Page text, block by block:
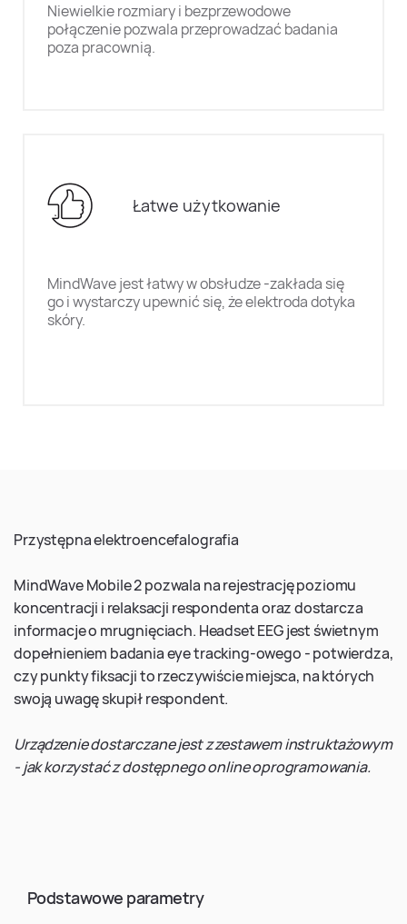
Niewielkie rozmiary i bezprzewodowe
połączenie pozwala przeprowadzać badania
poza pracownią.
Łatwe użytkowanie
MindWave jest łatwy w obsłudze -zakłada się
go i wystarczy upewnić się, że elektroda dotyka
skóry.
Przystępna elektroencefalografia
MindWave Mobile 2 pozwala na rejestrację poziomu
koncentracji i relaksacji respondenta oraz dostarcza
informacje o mrugnięciach. Headset EEG jest świetnym
dopełnieniem badania eye tracking-owego - potwierdza,
czy punkty fiksacji to rzeczywiście miejsca, na których
swoją uwagę skupił respondent.
Urządzenie dostarczane jest z zestawem instruktażowym
- jak korzystać z dostępnego online oprogramowania.
Podstawowe parametry